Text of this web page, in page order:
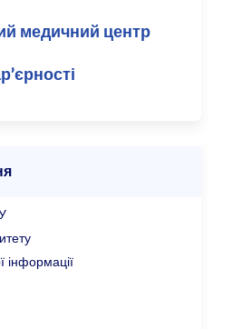
медичний центр
інформації